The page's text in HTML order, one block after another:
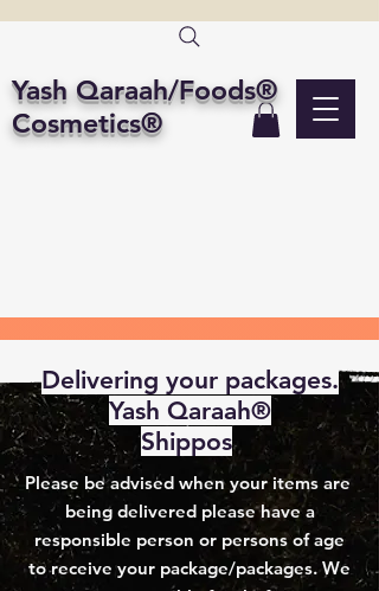
Yash Qaraah/Foods®
Cosmetics®
Delivering your packages.
Yash Qaraah®
Shippos
Please be advised when your items are
being delivered please have a
responsible person or persons of age
to receive your package/packages.We